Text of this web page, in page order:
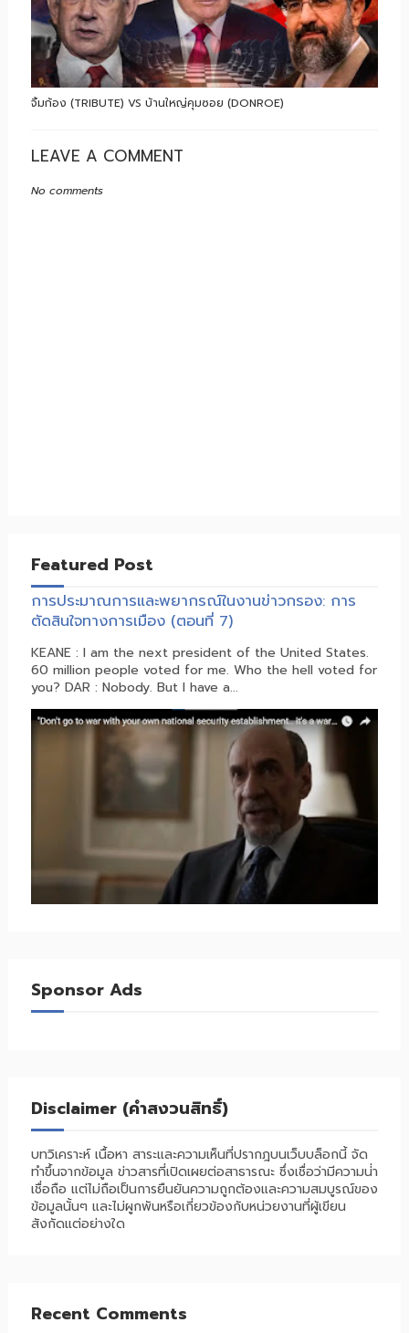
จิ้มก้อง (TRIBUTE) VS บ้านใหญ่คุมซอย (DONROE)
LEAVE A COMMENT
No comments
Featured Post
การประมาณการและพยากรณ์ในงานข่าวกรอง: การ
ตัดสินใจทางการเมือง (ตอนที่ 7)
KEANE : I am the next president of the United States.
60 million people voted for me. Who the hell voted for
you? DAR : Nobody. But I have a...
Sponsor Ads
Disclaimer (คำสงวนสิทธิ์)
บทวิเคราะห์ เนื้อหา สาระและความเห็นที่ปรากฎบนเว็บบล็อกนี้ จัด
ทำขึ้นจากข้อมูล ข่าวสารที่เปิดเผยต่อสาธารณะ ซึ่งเชื่อว่ามีความน่่า
เชื่อถือ แต่ไม่ถือเป็นการยืนยันความถูกต้องและความสมบูรณ์ของ
ข้อมูลนั้นๆ และไม่ผูกพันหรือเกี่ยวข้องกับหน่วยงานที่ผู้เขียน
สังกัดแต่อย่างใด
Recent Comments